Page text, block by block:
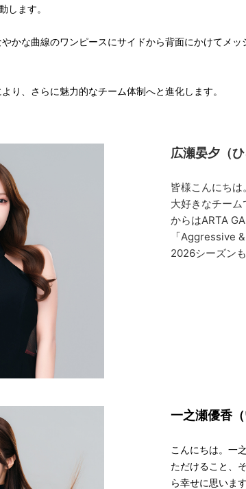
します。
かな曲線のワンピースにサイドから背面にかけてメ
り、さらに魅力的なチーム体制へと進化します。
広瀬晏夕（ひ
皆様こんにちは
大好きなチー
からはARTA
「Aggressive
2026シーズン
一之瀬優香（
こんにちは。一
ただけること、
ら幸せに思いま